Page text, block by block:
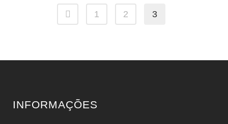
1 2 3
INFORMAÇÕES